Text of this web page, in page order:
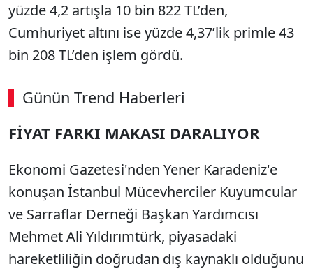
yüzde 4,2 artışla 10 bin 822 TL’den,
Cumhuriyet altını ise yüzde 4,37’lik primle 43
bin 208 TL’den işlem gördü.
Günün Trend Haberleri
FİYAT FARKI MAKASI DARALIYOR
Ekonomi Gazetesi'nden Yener Karadeniz'e
konuşan İstanbul Mücevherciler Kuyumcular
ve Sarraflar Derneği Başkan Yardımcısı
Mehmet Ali Yıldırımtürk, piyasadaki
hareketliliğin doğrudan dış kaynaklı olduğunu